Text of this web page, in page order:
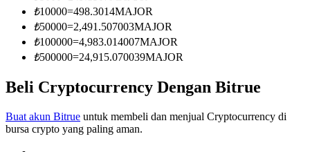
Memandu
₺10000=498.3014MAJOR
₺50000=2,491.507003MAJOR
₺100000=4,983.014007MAJOR
₺500000=24,915.070039MAJOR
Beli Cryptocurrency Dengan Bitrue
Buat akun Bitrue untuk membeli dan menjual Cryptocurrency di
bursa crypto yang paling aman.